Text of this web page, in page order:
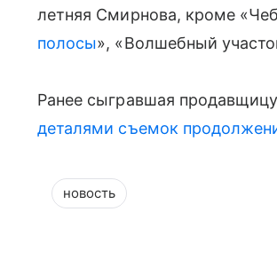
летняя Смирнова, кроме
полосы», «Волшебный
Ранее сыгравшая
деталями съемок
новость